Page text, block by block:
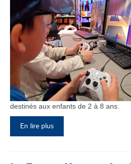
destinés aux enfants de 2 à 8 ans.
En lire plus